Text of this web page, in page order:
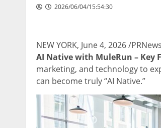
2026/06/04/15:54:30
NEW YORK, June 4, 2026/
AI Native with MuleRun – Key
marketing, and technology to
can become truly “AI Native.”